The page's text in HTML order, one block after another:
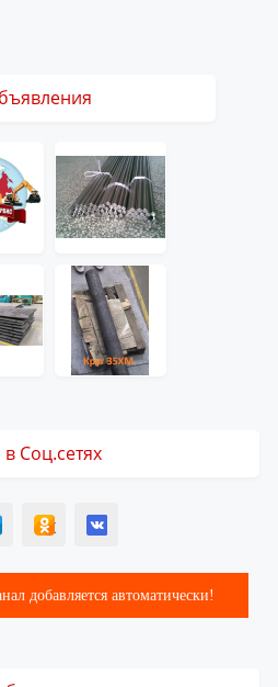
Соц.сетях
ОК ВК
добавляется автоматически!